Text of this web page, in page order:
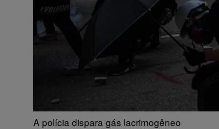
A polícia dispara gás lacrimogêneo